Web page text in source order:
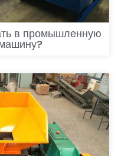
в промышленную